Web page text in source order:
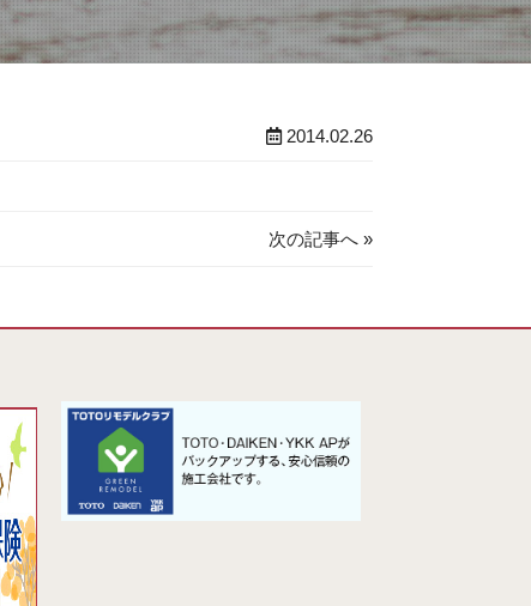
2014.02.26
次の記事へ »